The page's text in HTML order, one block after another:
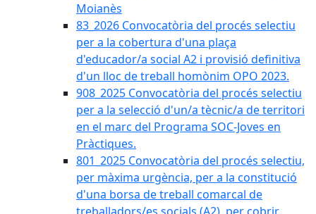
Moianès
83_2026 Convocatòria del procés selectiu
per a la cobertura d'una plaça
d'educador/a social A2 i provisió definitiva
d'un lloc de treball homònim OPO 2023.
908_2025 Convocatòria del procés selectiu
per a la selecció d'un/a tècnic/a de territori
en el marc del Programa SOC-Joves en
Pràctiques.
801_2025 Convocatòria del procés selectiu,
per màxima urgència, per a la constitució
d'una borsa de treball comarcal de